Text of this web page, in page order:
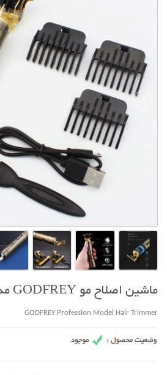
ماشین اصلاح مو GODFREY مدل Profession
GODFREY Profession Model Hair Trimmer